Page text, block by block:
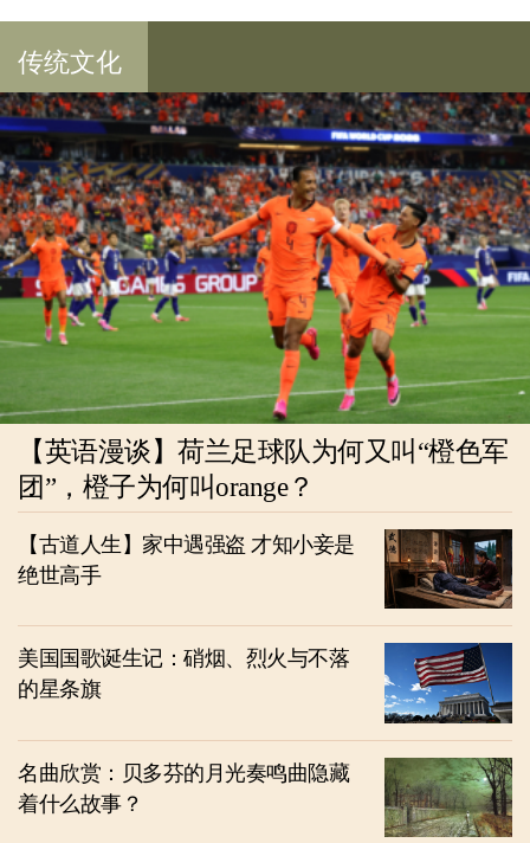
传统文化
【英语漫谈】荷兰足球队为何又叫“橙色军
团”，橙子为何叫orange？
【古道人生】家中遇强盗 才知小妾是
绝世高手
美国国歌诞生记：硝烟、烈火与不落
的星条旗
名曲欣赏：贝多芬的月光奏鸣曲隐藏
着什么故事？